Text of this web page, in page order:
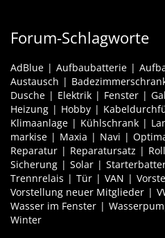
Forum-Schlagworte
AdBlue Aufbaubatterie
Austausch
Dusche
Elektrik Fenster
Heizung
Hobby
Klimaanlage
Kühlschrank
markise
Maxia Navi
Reparatur
Reparatursatz
Sicherung
Solar
Trennrelais
Tür VAN
Vorstellung neuer Mitglieder
Wasser im Fenster
Winter